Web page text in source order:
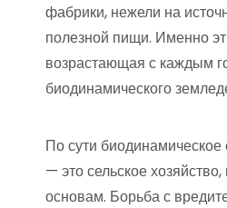
фабрики, нежели на
полезной пищи. Именно
возрастающая с каждым
биодинамического
По сути биодинамическое
— это сельское
основам. Борьба с